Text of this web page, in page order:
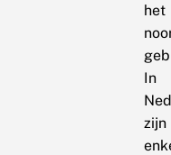
het
In
zijn